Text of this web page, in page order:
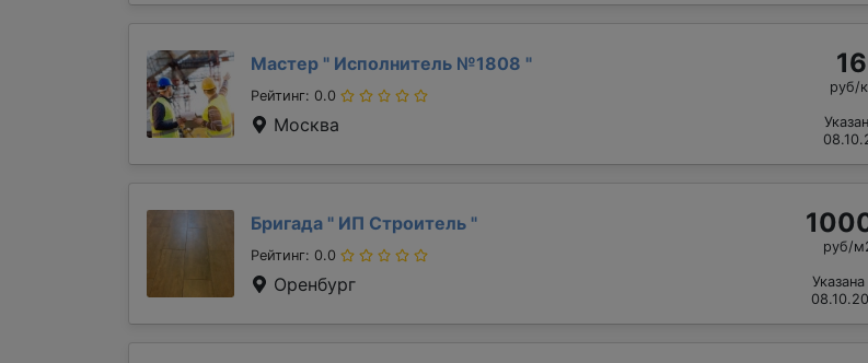
Мастер " Исполнитель №1808 "
Рейтинг: 0.0
Москва
руб/
Бригада " ИП Строитель "
Рейтинг: 0.0
Оренбург
руб/